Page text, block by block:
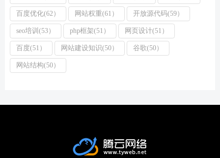
百度优化(62） 网站权重(61） 开放源代码(59）
seo培训(53） php框架(51） 网页设计(51）
百度(51） 网站建设知识(50） 谷歌(50）
网站结构(50）